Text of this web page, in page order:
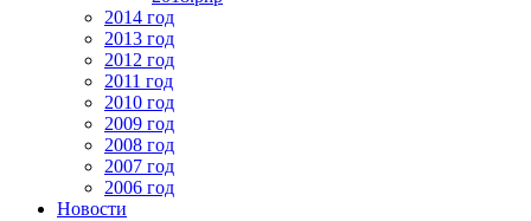
2014 год
2013 год
2012 год
2011 год
2010 год
2009 год
2008 год
2007 год
2006 год
Новости